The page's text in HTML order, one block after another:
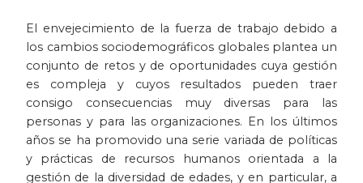
Patrimonio
Periodismo
Política y gobierno
Posconflicto
El envejecimiento de la fuerza de trabajo debido a
los cambios sociodemográficos globales plantea un
conjunto de retos y de oportunidades cuya gestión
es compleja y cuyos resultados pueden traer
consigo consecuencias muy diversas para las
personas y para las organizaciones. En los últimos
años se ha promovido una serie variada de políticas
y prácticas de recursos humanos orientada a la
gestión de la diversidad de edades, y en particular, a